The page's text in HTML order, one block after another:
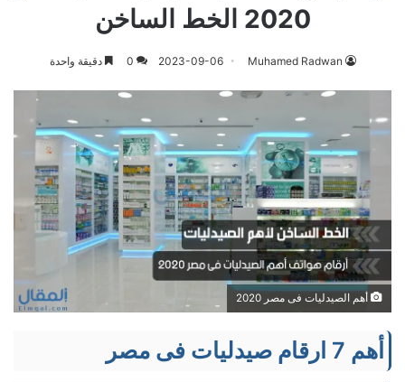
2020 الخط الساخن
Muhamed Radwan
2023-09-06
0 دقيقة واحدة
أهم الصيدليات فى مصر 2020
أهم 7 ارقام صيدليات فى مصر